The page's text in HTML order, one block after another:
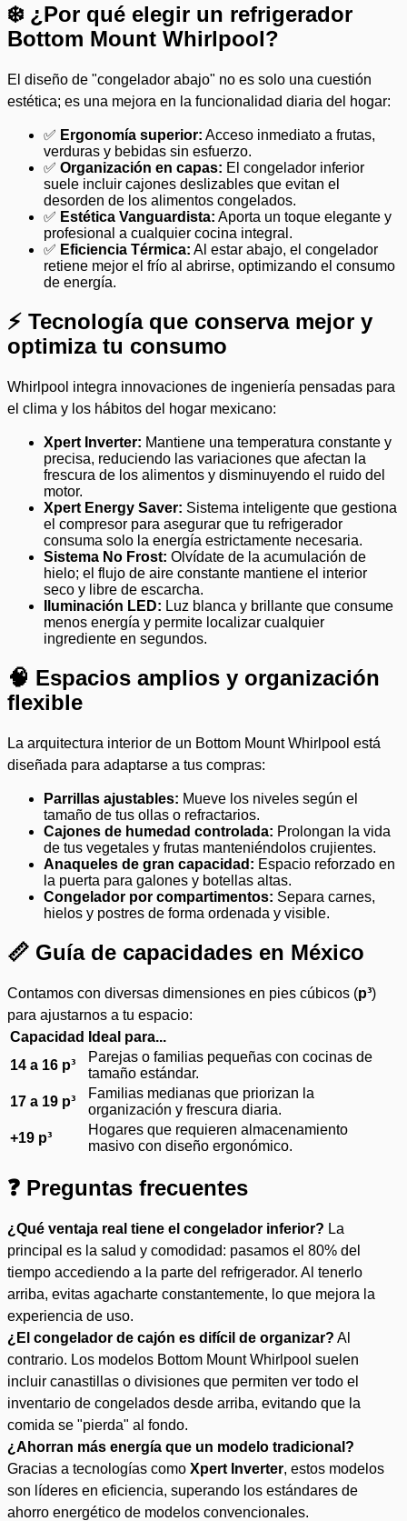
❄️ ¿Por qué elegir un refrigerador
Bottom Mount Whirlpool?
El diseño de "congelador abajo" no es solo una cuestión
estética; es una mejora en la funcionalidad diaria del hogar:
✅ Ergonomía superior: Acceso inmediato a frutas,
verduras y bebidas sin esfuerzo.
✅ Organización en capas: El congelador inferior
suele incluir cajones deslizables que evitan el
desorden de los alimentos congelados.
✅ Estética Vanguardista: Aporta un toque elegante y
profesional a cualquier cocina integral.
✅ Eficiencia Térmica: Al estar abajo, el congelador
retiene mejor el frío al abrirse, optimizando el consumo
de energía.
⚡ Tecnología que conserva mejor y
optimiza tu consumo
Whirlpool integra innovaciones de ingeniería pensadas para
el clima y los hábitos del hogar mexicano:
Xpert Inverter: Mantiene una temperatura constante y
precisa, reduciendo las variaciones que afectan la
frescura de los alimentos y disminuyendo el ruido del
motor.
Xpert Energy Saver: Sistema inteligente que gestiona
el compresor para asegurar que tu refrigerador
consuma solo la energía estrictamente necesaria.
Sistema No Frost: Olvídate de la acumulación de
hielo; el flujo de aire constante mantiene el interior
seco y libre de escarcha.
Iluminación LED: Luz blanca y brillante que consume
menos energía y permite localizar cualquier
ingrediente en segundos.
🧠 Espacios amplios y organización
flexible
La arquitectura interior de un Bottom Mount Whirlpool está
diseñada para adaptarse a tus compras:
Parrillas ajustables: Mueve los niveles según el
tamaño de tus ollas o refractarios.
Cajones de humedad controlada: Prolongan la vida
de tus vegetales y frutas manteniéndolos crujientes.
Anaqueles de gran capacidad: Espacio reforzado en
la puerta para galones y botellas altas.
Congelador por compartimentos: Separa carnes,
hielos y postres de forma ordenada y visible.
📏 Guía de capacidades en México
Contamos con diversas dimensiones en pies cúbicos (p³)
para ajustarnos a tu espacio:
Capacidad
Ideal para...
14 a 16 p³
Parejas o familias pequeñas con cocinas de
tamaño estándar.
17 a 19 p³
Familias medianas que priorizan la
organización y frescura diaria.
+19 p³
Hogares que requieren almacenamiento
masivo con diseño ergonómico.
❓ Preguntas frecuentes
¿Qué ventaja real tiene el congelador inferior? La
principal es la salud y comodidad: pasamos el 80% del
tiempo accediendo a la parte del refrigerador. Al tenerlo
arriba, evitas agacharte constantemente, lo que mejora la
experiencia de uso.
¿El congelador de cajón es difícil de organizar? Al
contrario. Los modelos Bottom Mount Whirlpool suelen
incluir canastillas o divisiones que permiten ver todo el
inventario de congelados desde arriba, evitando que la
comida se "pierda" al fondo.
¿Ahorran más energía que un modelo tradicional?
Gracias a tecnologías como Xpert Inverter, estos modelos
son líderes en eficiencia, superando los estándares de
ahorro energético de modelos convencionales.